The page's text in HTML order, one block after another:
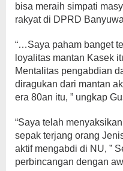
bisa meraih simpati
rakyat di DPRD
“…Saya paham banget
loyalitas mantan Kasek
Mentalitas pengabdian
diragukan dari mantan
era 80an itu, ” ungkap
“Saya telah
sepak terjang orang
aktif mengabdi di NU, ”
perbincangan dengan